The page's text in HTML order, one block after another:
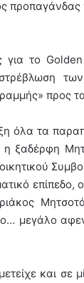
προπαγάνδας
για το
προς
όλα τα
η ξαδέρφη
επίπεδο,
μεγάλο
και σε